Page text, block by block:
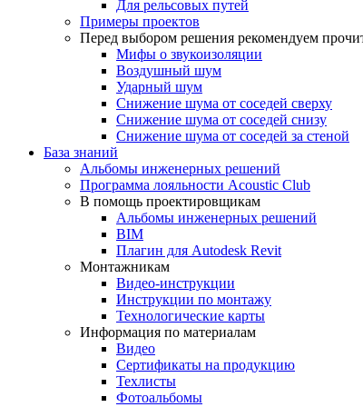
Для рельсовых путей
Примеры проектов
Перед выбором решения рекомендуем
Мифы о звукоизоляции
Воздушный шум
Ударный шум
Снижение шума от соседей сверху
Снижение шума от соседей снизу
Снижение шума от соседей за стеной
База знаний
Альбомы инженерных решений
Программа лояльности Acoustic Club
В помощь проектировщикам
Альбомы инженерных решений
BIM
Плагин для Autodesk Revit
Монтажникам
Видео-инструкции
Инструкции по монтажу
Технологические карты
Информация по материалам
Видео
Сертификаты на продукцию
Техлисты
Фотоальбомы